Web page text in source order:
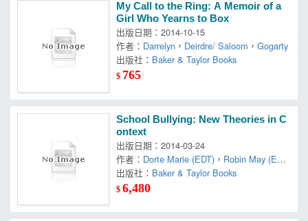
My Call to the Ring: A Memoir of a
Girl Who Yearns to Box
出版日期：2014-10-15
作者： Darrelyn ， Deirdre/ Saloom ，Gogarty
出版社： Baker & Taylor Books
$ 765
School Bullying: New Theories in C
ontext
出版日期：2014-03-24
作者： Dorte Marie (EDT) ， Robin May (ED
T)/ Sondergaard，Schott
出版社： Baker & Taylor Books
$6,480